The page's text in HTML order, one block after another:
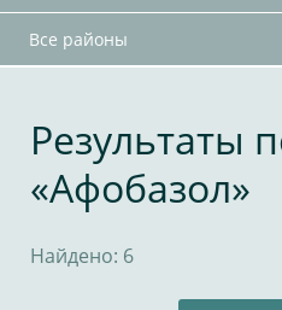
Все районы
Результаты
«Афобазол»
Найдено: 6